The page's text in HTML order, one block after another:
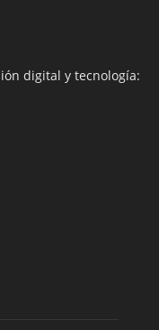
digital y tecnología: